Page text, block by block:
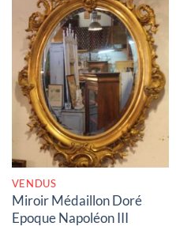
RUPTURE DE STOCK
VENDUS
Miroir Médaillon Doré
Epoque Napoléon III